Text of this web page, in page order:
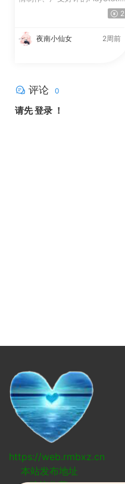
n®5人气大作《剑星》，现... 2
夜南小仙女 2周前
评论 0
请先登录 ！
https://web.rmbxz.cn
本站发布地址